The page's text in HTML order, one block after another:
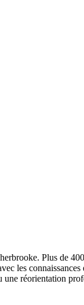
Plus de 400
les
une réorientation